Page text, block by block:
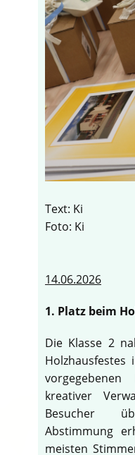
Text: Ki
Foto: Ki
14.06.2026
1. Platz beim
Die Klasse 2
kreativer
Besucher
Abstimmung
meisten